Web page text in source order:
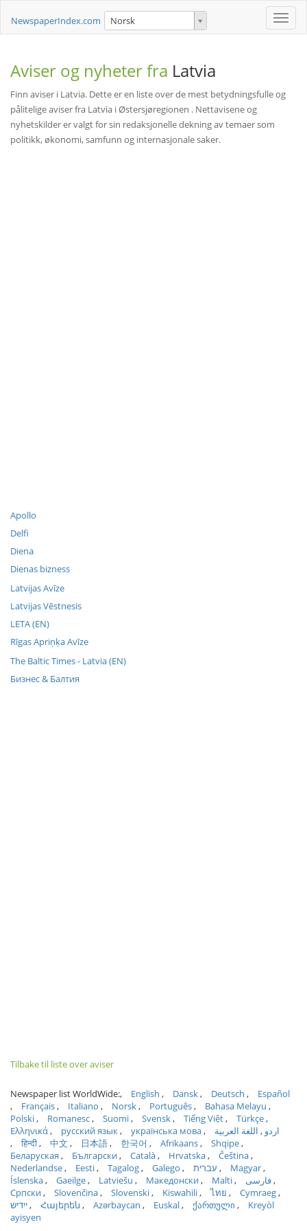
Toggle
NewspaperIndex.com Norsk
Aviser og nyheter fra Latvia
Finn aviser i Latvia. Dette er en liste over de mest betydningsfulle og
pålitelige aviser fra Latvia i Østersjøregionen . Nettavisene og
nyhetskilder er valgt for sin redaksjonelle dekning av temaer som
politikk, økonomi, samfunn og internasjonale saker.
Apollo
Delfi
Diena
Dienas bizness
Latvijas Avīze
Latvijas Vēstnesis
LETA (EN)
Rīgas Apriņķa Avīze
The Baltic Times - Latvia (EN)
Бизнес & Балтия
Tilbake til liste over aviser
Newspaper list WorldWide: English Dansk Deutsch
Español
Français
Italiano Norsk Português
Bahasa Melayu
Polski
Romanesc Suomi Svensk Tiếng Việt
Türkçe
Ελληνικά
русский язык українська мова اردو
اللغة العربية
हिन्दी
中文 日本語 한국어 Afrikaans
Shqipe
Беларуская
Български Català Hrvatska
Čeština
Nederlandse
Eesti Tagalog Galego עברית
Magyar
Íslenska
Gaeilge Latviešu Македонски Malti
فارسی
Српски
Slovenčina Slovenski Kiswahili ไทย
Cymraeg
ייִדיש
Հայերեն Azərbaycan Euskal ქართული
Kreyòl
ayisyen